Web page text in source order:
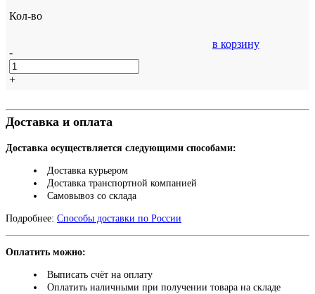
Кол-во
-
+
в корзину
Доставка и оплата
Доставка осуществляется следующими способами:
Доставка курьером
Доставка транспортной компанией
Самовывоз со склада
Подробнее: Способы доставки по России
Оплатить можно:
Выписать счёт на оплату
Оплатить наличными при получении товара на складе